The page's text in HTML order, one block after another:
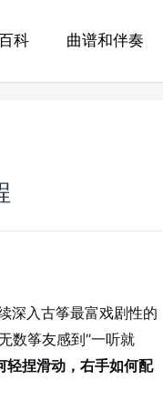
科 曲谱和伴奏
深入古筝最富戏剧性的
数筝友感到“一听就
轻捏滑动，右手如何配